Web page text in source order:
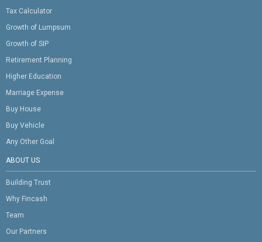
Tax Calculator
Growth of Lumpsum
Growth of SIP
Retirement Planning
Higher Education
Marriage Expense
Buy House
Buy Vehicle
Any Other Goal
ABOUT US
Building Trust
Why Fincash
Team
Our Partners